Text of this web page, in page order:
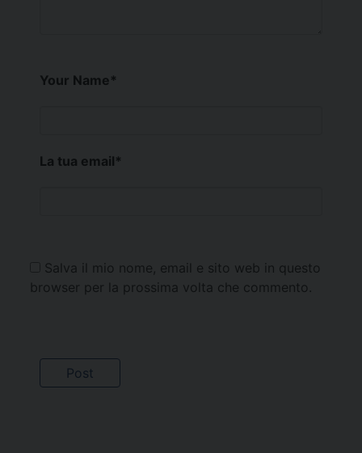
Your Name*
La tua email*
Salva il mio nome, email e sito web in questo
browser per la prossima volta che commento.